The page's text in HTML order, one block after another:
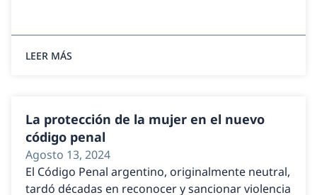
LEER MÁS
La protección de la mujer en el nuevo
código penal
Agosto 13, 2024
El Código Penal argentino, originalmente neutral,
tardó décadas en reconocer y sancionar violencia